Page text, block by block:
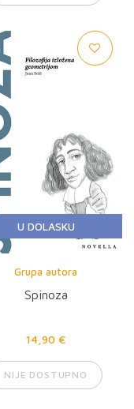
U DOLASKU
Grupa autora
Spinoza
14,90 €
NIJE DOSTUPNO